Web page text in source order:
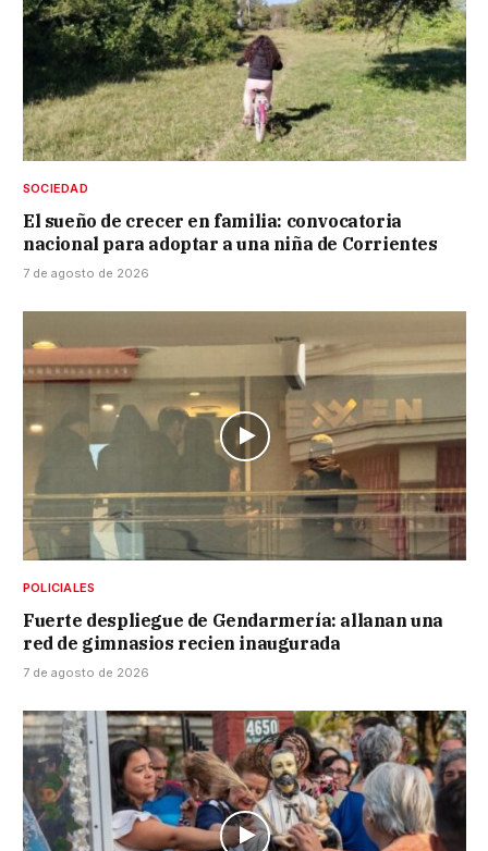
SOCIEDAD
El sueño de crecer en familia: convocatoria
nacional para adoptar a una niña de Corrientes
7 de agosto de 2026
POLICIALES
Fuerte despliegue de Gendarmería: allanan una
red de gimnasios recien inaugurada
7 de agosto de 2026